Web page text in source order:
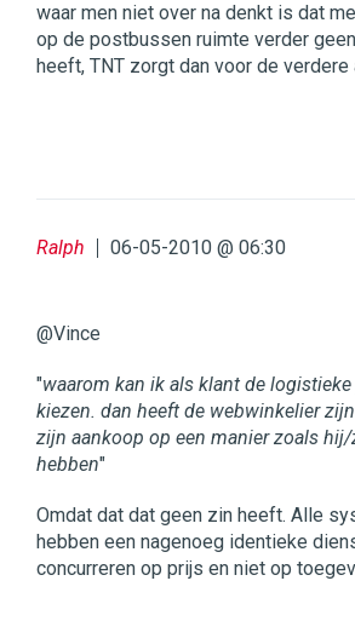
waar men niet over na denkt is dat
op de postbussen ruimte verder
heeft, TNT zorgt dan voor de verdere
Ralph 06-05-2010 @ 06:30
@Vince
"waarom kan ik als klant de
kiezen. dan heeft de webwinkelier
zijn aankoop op een manier zoals
hebben"
Omdat dat dat geen zin heeft. Alle
hebben een nagenoeg identieke
concurreren op prijs en niet op